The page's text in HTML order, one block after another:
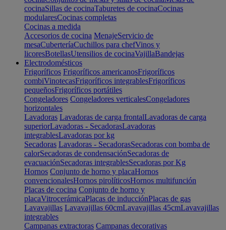
cocinaSillas de cocinaTaburetes de cocinaCocinas
modularesCocinas completas
Cocinas a medida
Accesorios de cocina MenajeServicio de
mesaCuberteríaCuchillos para chefVinos y
licoresBotellasUtensilios de cocinaVajillaBandejas
Electrodomésticos
Frigoríficos Frigoríficos americanosFrigoríficos
combiVinotecasFrigoríficos integrablesFrigoríficos
pequeñosFrigoríficos portátiles
Congeladores Congeladores verticalesCongeladores
horizontales
Lavadoras Lavadoras de carga frontalLavadoras de carga
superiorLavadoras - SecadorasLavadoras
integrablesLavadoras por kg
Secadoras Lavadoras - SecadorasSecadoras con bomba de
calorSecadoras de condensaciónSecadoras de
evacuaciónSecadoras integrablesSecadoras por Kg
Hornos Conjunto de horno y placaHornos
convencionalesHornos pirolíticosHornos multifunción
Placas de cocina Conjunto de horno y
placaVitrocerámicaPlacas de inducciónPlacas de gas
Lavavajillas Lavavajillas 60cmLavavajillas 45cmLavavajillas
integrables
Campanas extractoras Campanas decorativas